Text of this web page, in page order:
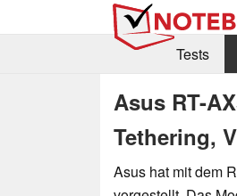
Tests
Asus RT-
Tethering,
Asus hat mit dem